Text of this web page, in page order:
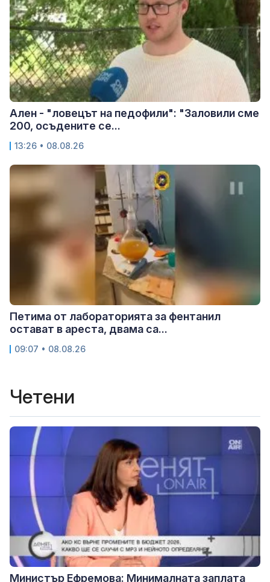
Ален - "ловецът на педофили": "Заловили сме
200, осъдените се...
13:26 • 08.08.26
Петима от лабораторията за фентанил
остават в ареста, двама са...
09:07 • 08.08.26
Четени
Министър Ефремова: Минималната заплата